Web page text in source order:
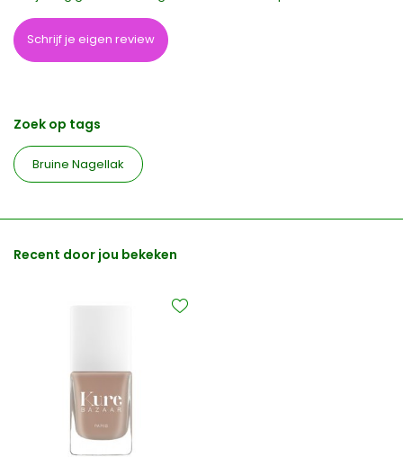
Schrijf je eigen review
Zoek op tags
Bruine Nagellak
Recent door jou bekeken